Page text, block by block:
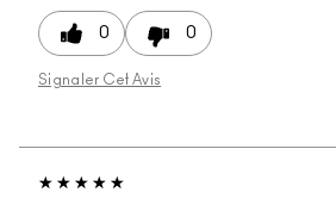
0 0
Signaler Cet Avis